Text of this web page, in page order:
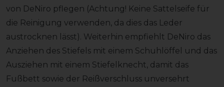
von DeNiro pflegen (Achtung! Keine Sattelseife für
die Reinigung verwenden, da dies das Leder
austrocknen lässt). Weiterhin empfiehlt DeNiro das
Anziehen des Stiefels mit einem Schuhlöffel und das
Ausziehen mit einem Stiefelknecht, damit das
Fußbett sowie der Reißverschluss unversehrt